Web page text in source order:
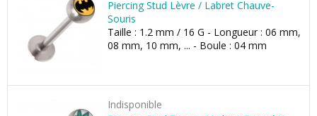
Piercing Stud Lèvre / Labret Chauve-
Souris
Taille : 1.2 mm / 16 G - Longueur : 06 mm,
08 mm, 10 mm, ... - Boule : 04 mm
Indisponible